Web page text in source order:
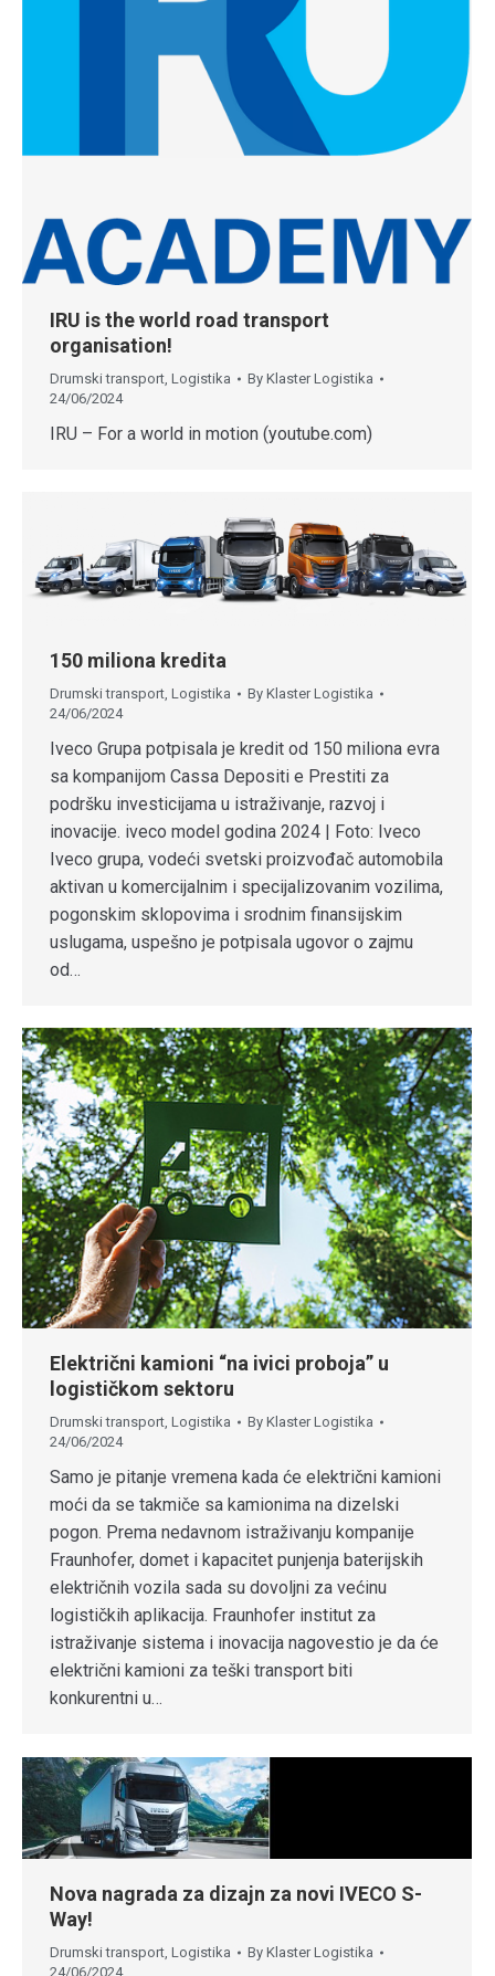
IRU is the world road transport
organisation!
Drumski transport Logistika By Klaster Logistika
24/06/2024
IRU – For a world in motion (youtube.com)
150 miliona kredita
Drumski transport, Logistika By Klaster Logistika
24/06/2024
Iveco Grupa potpisala je kredit od 150 miliona evra
sa kompanijom Cassa Depositi e Prestiti za
podršku investicijama u istraživanje, razvoj i
inovacije. iveco model godina 2024 | Foto: Iveco
Iveco grupa, vodeći svetski proizvođač automobila
aktivan u komercijalnim i specijalizovanim vozilima,
pogonskim sklopovima i srodnim finansijskim
uslugama, uspešno je potpisala ugovor o zajmu
od…
Električni kamioni “na ivici proboja” u
logističkom sektoru
Drumski transport, Logistika By Klaster Logistika
24/06/2024
Samo je pitanje vremena kada će električni kamioni
moći da se takmiče sa kamionima na dizelski
pogon. Prema nedavnom istraživanju kompanije
Fraunhofer, domet i kapacitet punjenja baterijskih
električnih vozila sada su dovoljni za većinu
logističkih aplikacija. Fraunhofer institut za
istraživanje sistema i inovacija nagovestio je da će
električni kamioni za teški transport biti
konkurentni u…
Nova nagrada za dizajn za novi IVECO S-
Way!
Drumski transport Logistika By Klaster Logistika
24/06/2024